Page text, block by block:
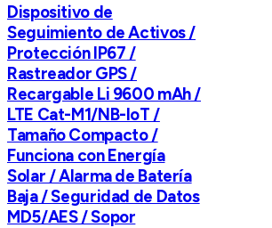
Dispositivo de
Seguimiento de Activos /
Protección IP67 /
Rastreador GPS /
Recargable Li 9600 mAh /
LTE Cat-M1/NB-IoT /
Tamaño Compacto /
Funciona con Energía
Solar / Alarma de Batería
Baja / Seguridad de Datos
MD5/AES / Sopor